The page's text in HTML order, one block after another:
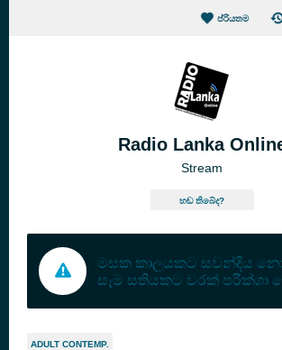
ප්රියතම
Radio Lanka
Stream
හඬ තිබේද?
මසක කාලයකට සවන්දිය
සෑම සතියකට වරක් පරීක්ශා
ADULT CONTEMP.